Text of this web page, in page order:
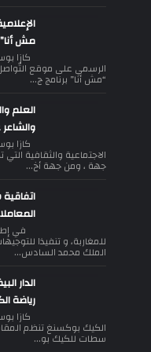
مش أنا”
كازا
الرسمي على موقع
“مش أنا” برنامج ج...
العلم
كازا
الاجتماعية والثقافية
جهة ، ومن جهة أخ...
في
للمغاربة، و تنفيذا
الملك محمد السادس...
الدار
رياضة
كازا
الكيك بوكسنغ تنظم
سطات للكيك بو...